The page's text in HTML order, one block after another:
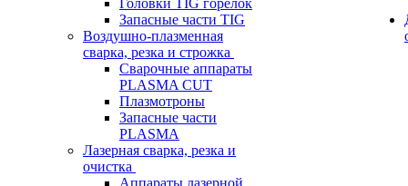
Головки TIG горелок
Запасные части TIG
Воздушно-плазменная
сварка, резка и строжка
Сварочные аппараты
PLASMA CUT
Плазмотроны
Запасные части
PLASMA
Лазерная сварка, резка и
очистка
Аппараты лазерной